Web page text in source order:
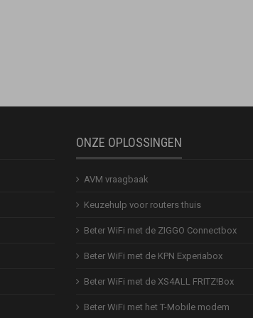
ONZE OPLOSSINGEN
AVM vraagbaak
Keuzehulp voor routers thuis
Beter WiFi met de ZIGGO Connectbox
Beter WiFi met de KPN Experiabox
Beter WiFi met de XS4ALL FRITZ!Box
Beter WiFi met het T-Mobile modem